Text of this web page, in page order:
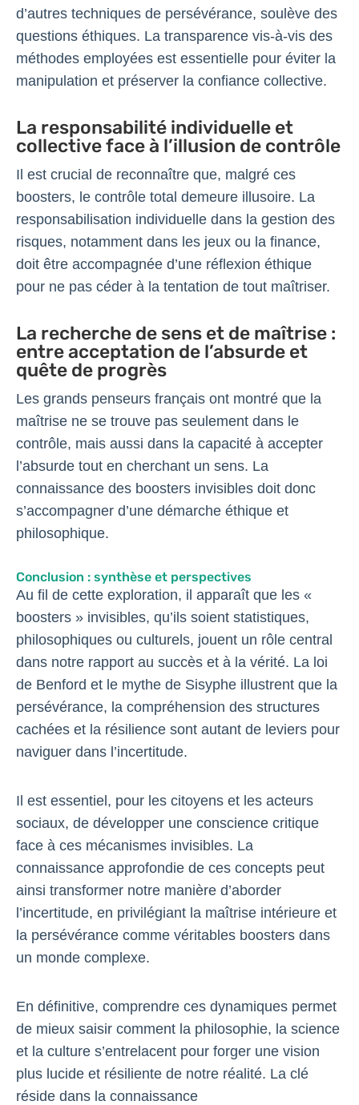
d’autres techniques de persévérance, soulève des
questions éthiques. La transparence vis-à-vis des
méthodes employées est essentielle pour éviter la
manipulation et préserver la confiance collective.
La responsabilité individuelle et
collective face à l’illusion de contrôle
Il est crucial de reconnaître que, malgré ces
boosters, le contrôle total demeure illusoire. La
responsabilisation individuelle dans la gestion des
risques, notamment dans les jeux ou la finance,
doit être accompagnée d’une réflexion éthique
pour ne pas céder à la tentation de tout maîtriser.
La recherche de sens et de maîtrise :
entre acceptation de l’absurde et
quête de progrès
Les grands penseurs français ont montré que la
maîtrise ne se trouve pas seulement dans le
contrôle, mais aussi dans la capacité à accepter
l’absurde tout en cherchant un sens. La
connaissance des boosters invisibles doit donc
s’accompagner d’une démarche éthique et
philosophique.
Conclusion : synthèse et perspectives
Au fil de cette exploration, il apparaît que les «
boosters » invisibles, qu’ils soient statistiques,
philosophiques ou culturels, jouent un rôle central
dans notre rapport au succès et à la vérité. La loi
de Benford et le mythe de Sisyphe illustrent que la
persévérance, la compréhension des structures
cachées et la résilience sont autant de leviers pour
naviguer dans l’incertitude.
Il est essentiel, pour les citoyens et les acteurs
sociaux, de développer une conscience critique
face à ces mécanismes invisibles. La
connaissance approfondie de ces concepts peut
ainsi transformer notre manière d’aborder
l’incertitude, en privilégiant la maîtrise intérieure et
la persévérance comme véritables boosters dans
un monde complexe.
En définitive, comprendre ces dynamiques permet
de mieux saisir comment la philosophie, la science
et la culture s’entrelacent pour forger une vision
plus lucide et résiliente de notre réalité. La clé
réside dans la connaissance